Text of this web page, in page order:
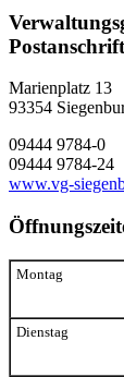
Postanschrift
Marienplatz 13
93354
09444 9784-0
09444 9784-24
www.vg-
Montag
Dienstag